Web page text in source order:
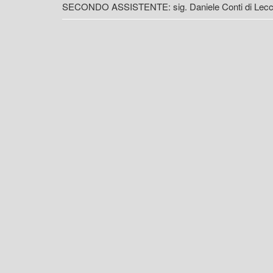
SECONDO ASSISTENTE: sig. Daniele Conti di